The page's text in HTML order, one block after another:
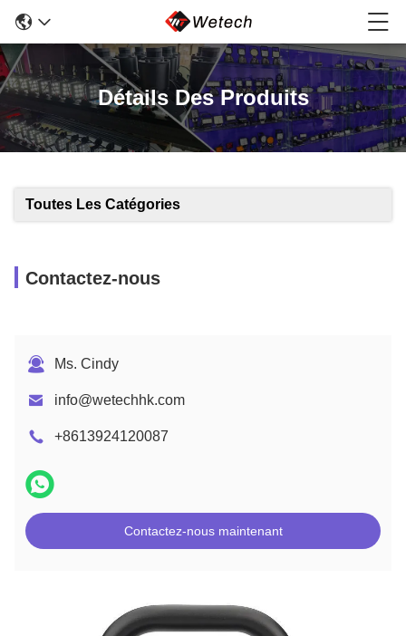
Détails Des Produits
Toutes Les Catégories
Contactez-nous
Ms. Cindy
info@wetechhk.com
+8613924120087
Contactez-nous maintenant